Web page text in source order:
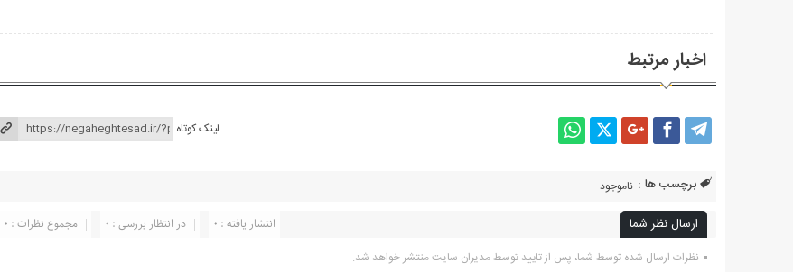
اخبار مرتبط
لینک کوتاه
برچسب ها : ناموجود
ارسال نظر شما مجموع نظرات : 0 در انتظار بررسی : 0 انتشار یافته : ۰
نظرات ارسال شده توسط شما، پس از تایید توسط مدیران سایت منتشر خواهد شد.